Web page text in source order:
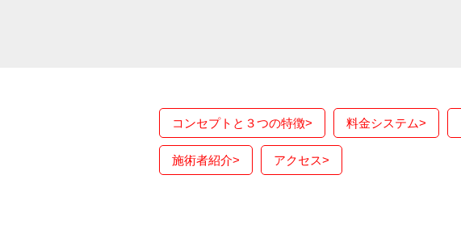
コンセプトと３つの特徴> 料金システム>
施術者紹介> アクセス>